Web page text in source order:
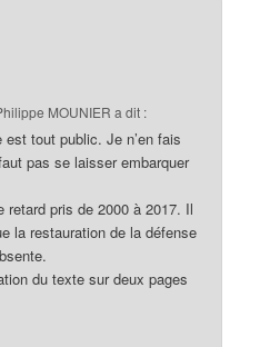
MOUNIER a dit :
tout public. Je n’en fais
pas se laisser embarquer
retard pris de 2000 à 2017. Il
la restauration de la défense
du texte sur deux pages